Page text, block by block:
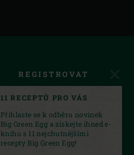
REGISTROVAT
11 RECEPTŮ PRO VÁS
Přihlaste se k odběru novinek
Big Green Egg a získejte ihned e-
knihu s 11 nejchutnějšími
recepty Big Green Egg!